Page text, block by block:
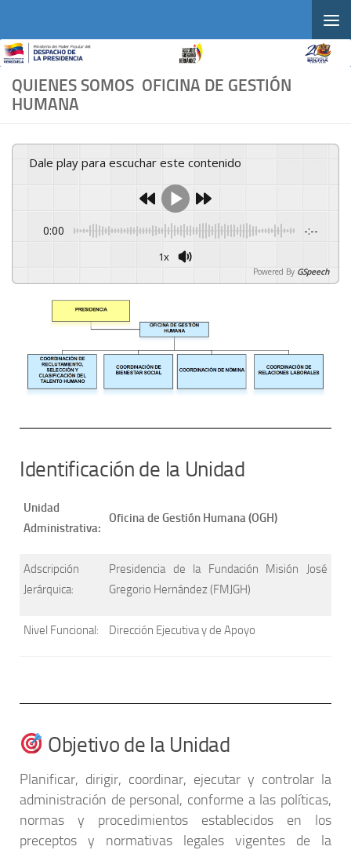
QUIENES SOMOS OFICINA DE GESTIÓN
HUMANA
Dale play para escuchar este contenido
0:00 -:--
1x
Powered By GSpeech
Identificación de la Unidad
Unidad
Administrativa:
Oficina de Gestión Humana (OGH)
Adscripción
Jerárquica:
Presidencia de la Fundación Misión José
Gregorio Hernández (FMJGH)
Nivel Funcional: Dirección Ejecutiva y de Apoyo
Objetivo de la Unidad
Planificar, dirigir, coordinar, ejecutar y controlar la
administración de personal, conforme a las políticas,
normas y procedimientos establecidos en los
preceptos y normativas legales vigentes de la